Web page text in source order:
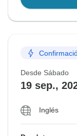
Desde Sábado
19 sep.,
Inglés